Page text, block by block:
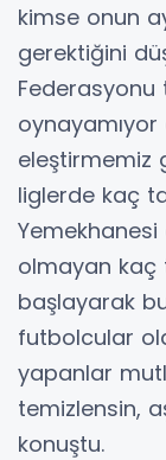
kimse onun
gerektiğini
eleştirmemiz
liglerde kaç
Yemekhanesi
olmayan kaç
başlayarak
futbolcular
yapanlar
temizlensin,
konuştu.